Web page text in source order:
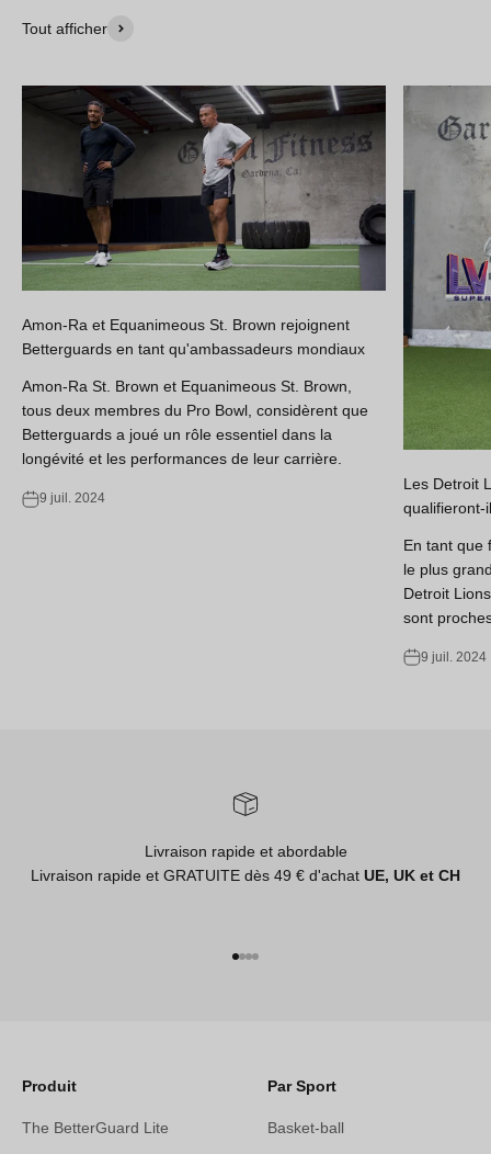
Tout afficher
Amon-Ra et Equanimeous St. Brown rejoignent
Betterguards en tant qu'ambassadeurs mondiaux
Amon-Ra St. Brown et Equanimeous St. Brown,
tous deux membres du Pro Bowl, considèrent que
Betterguards a joué un rôle essentiel dans la
longévité et les performances de leur carrière.
9 juil. 2024
Les Detroit
qualifieront-
En tant que
le plus
Detroit
sont
9 juil. 2024
Livraison rapide et abordable
Livraison rapide et GRATUITE dès 49 € d'achat UE, UK et CH
Produit
The BetterGuard Lite
Par Sport
Basket-ball